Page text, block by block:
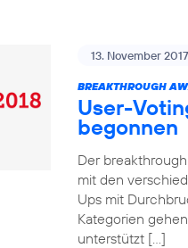
13. November 2017
BREAKTHROUGH
User-
begonnen
Der
mit den
Ups mit
Kategorien
unterstützt […]